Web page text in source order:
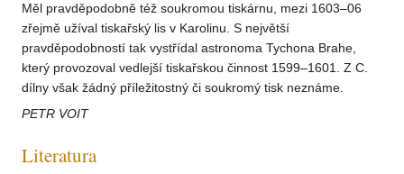
Měl pravděpodobně též soukromou tiskárnu, mezi 1603–06
zřejmě užíval tiskařský lis v Karolinu. S největší
pravděpodobností tak vystřídal astronoma Tychona Brahe,
který provozoval vedlejší tiskařskou činnost 1599–1601. Z C.
dílny však žádný příležitostný či soukromý tisk neznáme.
PETR VOIT
Literatura